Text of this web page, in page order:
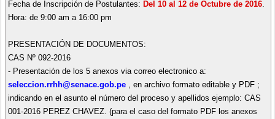
Fecha de Inscripción de Postulantes: Del 10 al 12 de Octubre de 2016.
Hora: de 9:00 am a 16:00 pm
PRESENTACIÓN DE DOCUMENTOS:
CAS Nº 092-2016
- Presentación de los 5 anexos via correo electronico a:
seleccion.rrhh@senace.gob.pe, en archivo formato editable y PDF ;
indicando en el asunto el número del proceso y apellidos ejemplo: CAS
001-2016 PEREZ CHAVEZ. (para el caso del formato PDF los anexos